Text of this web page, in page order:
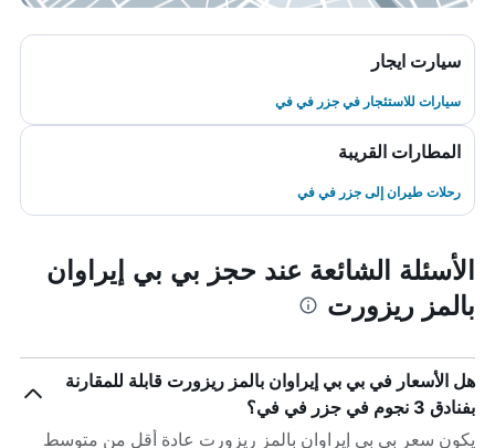
سيارت ايجار
سيارات للاستئجار في جزر في في
المطارات القريبة
رحلات طيران إلى جزر في في
الأسئلة الشائعة عند حجز بي بي إيراوان
بالمز ريزورت
هل الأسعار في بي بي إيراوان بالمز ريزورت قابلة للمقارنة
بفنادق 3 نجوم في جزر في في؟
يكون سعر بي بي إيراوان بالمز ريزورت عادة أقل من متوسط ​​